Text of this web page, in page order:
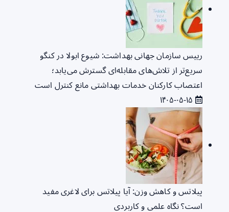
رییس سازمان جهانی بهداشت: شیوع ابولا در کنگو
سریع‌تر از تلاش‌های مقابله‌ای گسترش می‌یابد؛
اعتصاب کارکنان خدمات بهداشتی مانع کنترل است
پیلاتس و کاهش وزن: آیا پیلاتس برای لاغری مفید
است؟ نگاه علمی و کاربردی